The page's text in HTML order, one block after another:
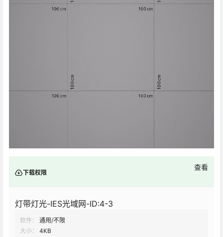
下载权限
查看
灯带灯光-IES光域网-ID:4-3
软件：
通用/不限
大小：
4KB